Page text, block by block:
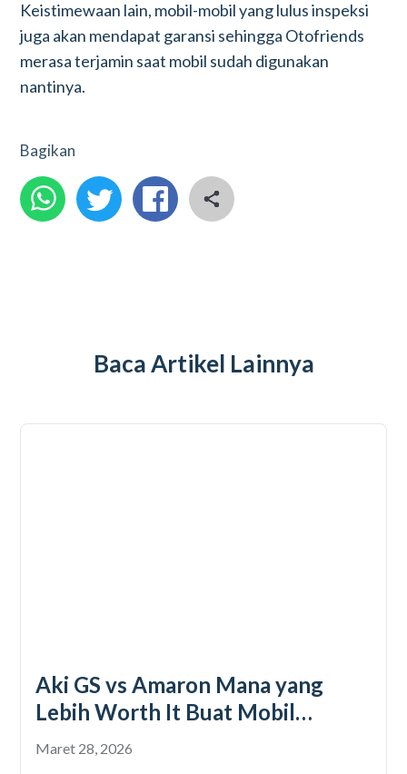
Keistimewaan lain, mobil-mobil yang lulus inspeksi
juga akan mendapat garansi sehingga Otofriends
merasa terjamin saat mobil sudah digunakan
nantinya.
Bagikan
Baca Artikel Lainnya
Aki GS vs Amaron Mana yang
Lebih Worth It Buat Mobil
Otofriends?
Maret 28, 2026